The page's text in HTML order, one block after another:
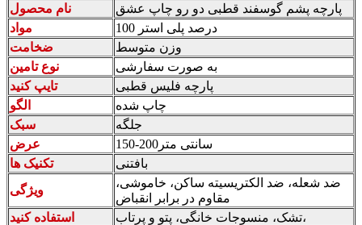
نام محصول
پارچه پشم گوسفند قطبی دو رو چاپ عشق
مواد
100 درصد پلی استر
ضخامت
وزن متوسط
نوع تامین
به صورت سفارشی
تایپ کنید
پارچه فلیس قطبی
الگو
چاپ شده
سبک
جلگه
عرض
150-200سانتی متر
تکنیک ها
بافتنی
ویژگی
ضد شعله، ضد الکتریسیته ساکن، خاموشی،
مقاوم در برابر انقباض
استفاده کنید
تشک، منسوجات خانگی، پتو و پرتاب،